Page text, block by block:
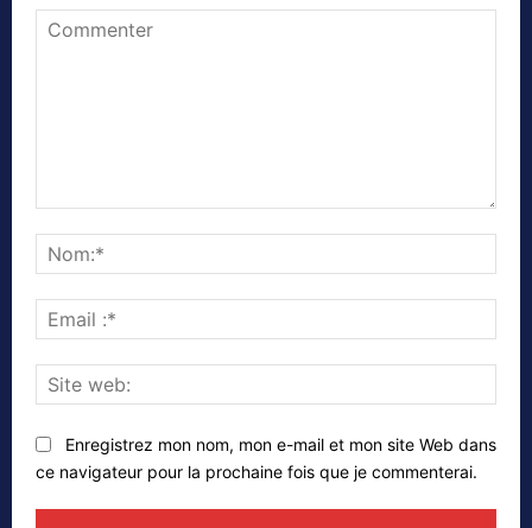
:*
web:
Enregistrez mon nom, mon e-mail et mon site Web dans
ce navigateur pour la prochaine fois que je commenterai.